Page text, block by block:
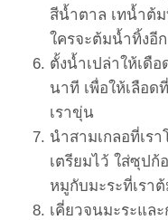
สีน้ำตาล เทน้ำต้ม
ใครจะต้มน้ำทิ้งอี
ตั้งน้ำเปล่าให้เดื
นาที เพื่อให้เลือ
เราขุ่น
นำสามเกลอที่เร
เตรียมไว้ ใส่ซุปก้
หมูกับมะระที่เรา
เคี่ยวจนมะระแล